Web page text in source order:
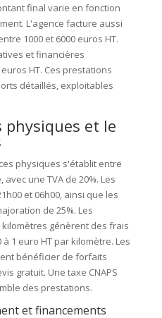
final varie en fonction
L'agence facture aussi
1000 et 6000 euros HT.
et financières
HT. Ces prestations
détaillés, exploitables
physiques et le
physiques s'établit entre
une TVA de 20%. Les
et 06h00, ainsi que les
de 25%. Les
génèrent des frais
1 euro HT par kilomètre. Les
bénéficier de forfaits
gratuit. Une taxe CNAPS
des prestations.
et financements